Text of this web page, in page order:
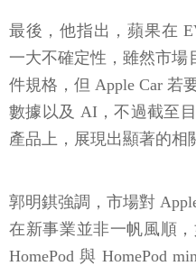
最後，他指出，蘋果在
一大不確定性，雖然市場
件規格，但 Apple Car 若
數據以及 AI，不過截至
產品上，展現出顯著的相
郭明錤強調，市場對
在新事業並非一帆風順
HomePod 與 HomePod